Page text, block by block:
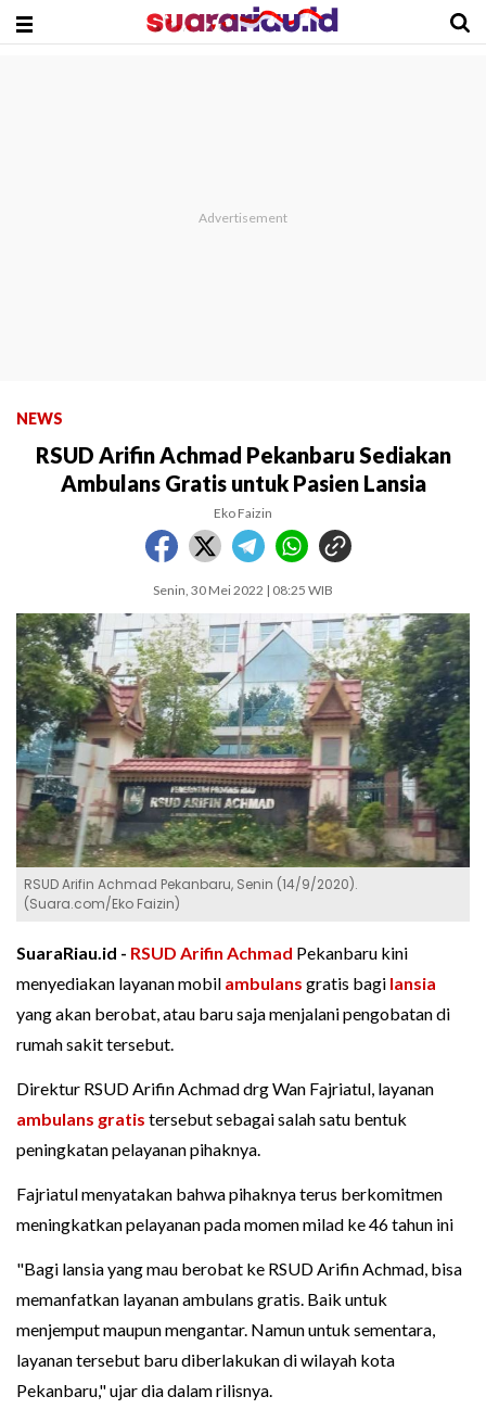
NEWS
RSUD Arifin Achmad Pekanbaru Sediakan
Ambulans Gratis untuk Pasien Lansia
Eko Faizin
Senin, 30 Mei 2022 | 08:25 WIB
RSUD Arifin Achmad Pekanbaru, Senin (14/9/2020).
(Suara.com/Eko Faizin)
SuaraRiau.id - RSUD Arifin Achmad Pekanbaru kini
menyediakan layanan mobil ambulans gratis bagi lansia
yang akan berobat, atau baru saja menjalani pengobatan di
rumah sakit tersebut.
Direktur RSUD Arifin Achmad drg Wan Fajriatul, layanan
ambulans gratis tersebut sebagai salah satu bentuk
peningkatan pelayanan pihaknya.
Fajriatul menyatakan bahwa pihaknya terus berkomitmen
meningkatkan pelayanan pada momen milad ke 46 tahun ini
"Bagi lansia yang mau berobat ke RSUD Arifin Achmad, bisa
memanfatkan layanan ambulans gratis. Baik untuk
menjemput maupun mengantar. Namun untuk sementara,
layanan tersebut baru diberlakukan di wilayah kota
Pekanbaru," ujar dia dalam rilisnya.